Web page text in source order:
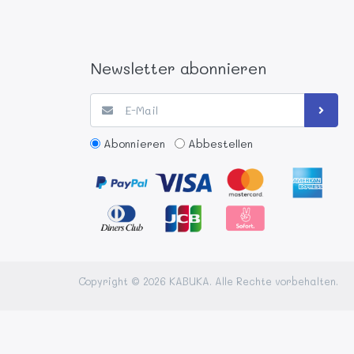
Newsletter abonnieren
Abonnieren Abbestellen
Copyright © 2026 KABUKA. Alle Rechte vorbehalten.